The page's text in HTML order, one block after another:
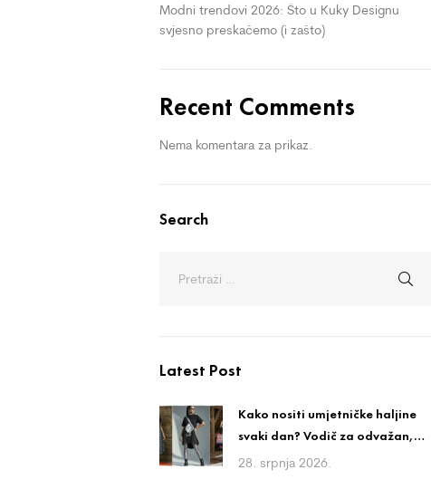
Modni trendovi 2026: Što u Kuky Designu
svjesno preskačemo (i zašto)
Recent Comments
Nema komentara za prikaz.
Search
Latest Post
Kako nositi umjetničke haljine
svaki dan? Vodič za odvažan,
ali nosiv stil
28. srpnja 2026.